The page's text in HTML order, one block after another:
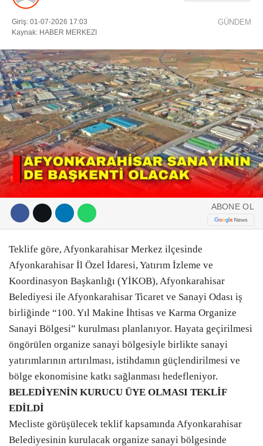
Youtube
E-GAZETE
CANLI YAYIN
Giriş: 01-07-2026 17:03
Kaynak: HABER MERKEZI
GÜNDEM
ABONE OL
Teklife göre, Afyonkarahisar Merkez ilçesinde
Afyonkarahisar İl Özel İdaresi, Yatırım İzleme ve
Koordinasyon Başkanlığı (YİKOB), Afyonkarahisar
Belediyesi ile Afyonkarahisar Ticaret ve Sanayi Odası iş
birliğinde “100. Yıl Makine İhtisas ve Karma Organize
Sanayi Bölgesi” kurulması planlanıyor. Hayata geçirilmesi
öngörülen organize sanayi bölgesiyle birlikte sanayi
yatırımlarının artırılması, istihdamın güçlendirilmesi ve
bölge ekonomisine katkı sağlanması hedefleniyor.
BELEDİYENİN KURUCU ÜYE OLMASI TEKLİF
EDİLDİ
Mecliste görüşülecek teklif kapsamında Afyonkarahisar
Belediyesinin kurulacak organize sanayi bölgesinde